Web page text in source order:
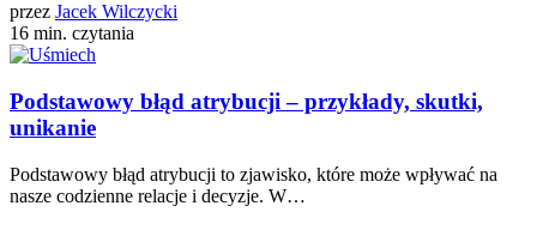
przez Jacek Wilczycki
16 min. czytania
Podstawowy błąd atrybucji – przykłady, skutki,
unikanie
Podstawowy błąd atrybucji to zjawisko, które może wpływać na
nasze codzienne relacje i decyzje. W…